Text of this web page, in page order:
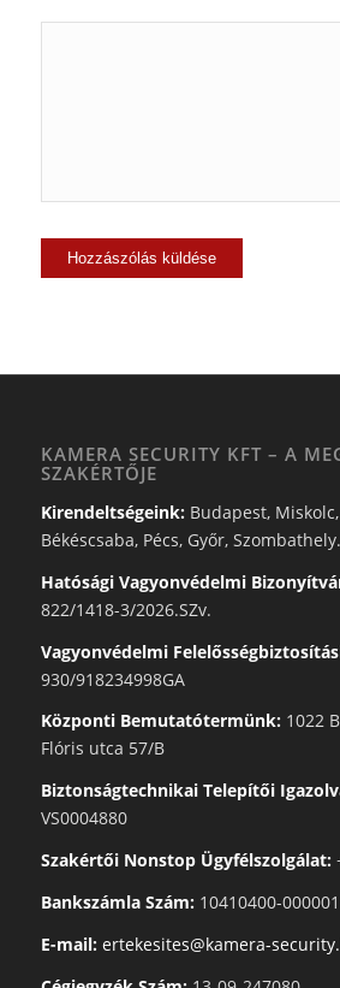
KAMERA SECURITY KFT – A
SZAKÉRTŐJE
Kirendeltségeink:Budapest,
Békéscsaba, Pécs, Győr, Szombathely.
Hatósági Vagyonvédelmi
822/1418-3/2026.SZv.
Vagyonvédelmi
930/918234998GA
Központi Bemutatótermünk:1022
Flóris utca 57/B
Biztonságtechnikai Telepítői
VS0004880
Szakértői Nonstop Ügyfélszolgálat:
Bankszámla Szám:10410400-
E-mail: ertekesites@kamera-